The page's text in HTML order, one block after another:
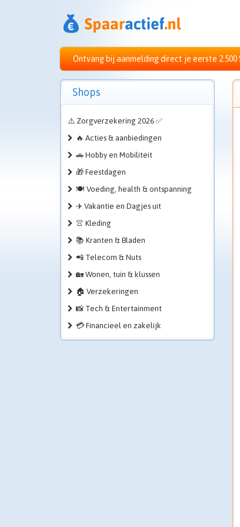
Ontvang bij aanmelding direct je eerste 2.500
Shops
⚠️ Zorgverzekering 2026 ✅
🔥 Acties & aanbiedingen
🚗 Hobby en Mobiliteit
🎁 Feestdagen
🍽️ Voeding, health & ontspanning
✈️ Vakantie en Dagjes uit
👚 Kleding
📚 Kranten & Bladen
📲 Telecom & Nuts
🏡 Wonen, tuin & klussen
🏠 Verzekeringen
📸 Tech & Entertainment
💳 Financieel en zakelijk